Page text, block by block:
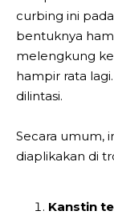
curbing ini
bentuknya
melengkung
hampir rata
dilintasi.
Secara umum,
diaplikakan di
Kanstin